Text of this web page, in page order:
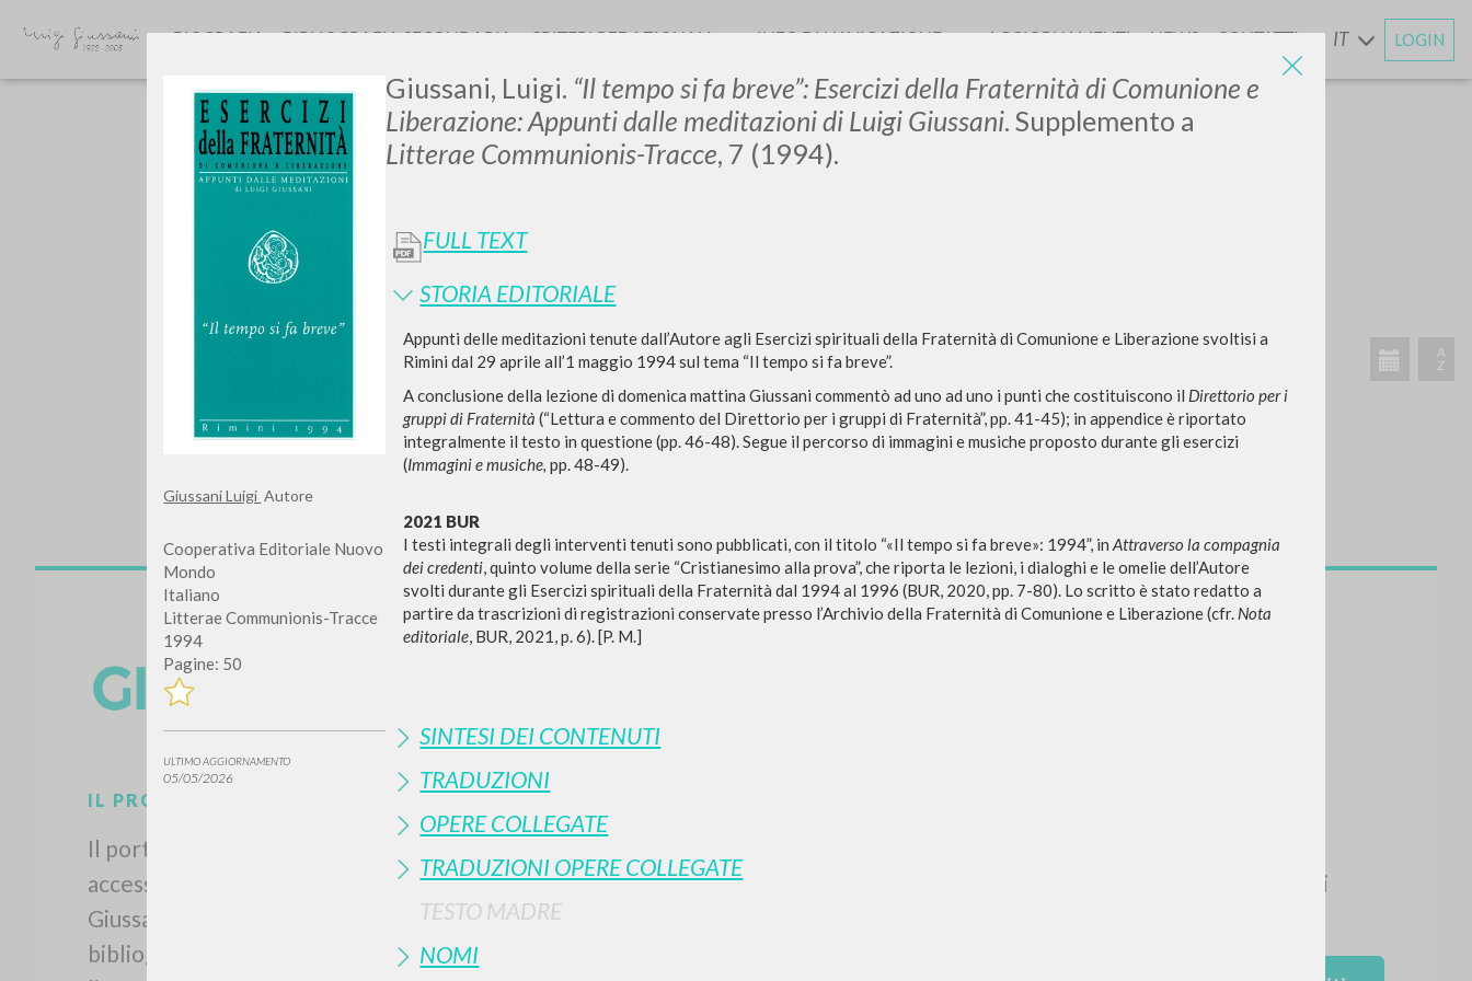
Giussani Luigi Autore
Cooperativa Editoriale Nuovo
Mondo
Italiano
Litterae Communionis-Tracce
1994
Pagine: 50
ULTIMO AGGIORNAMENTO
05/05/2026
Giussani, Luigi. “Il tempo si fa breve”: Esercizi della Fraternità di Comunione e
Liberazione: Appunti dalle meditazioni di Luigi Giussani. Supplemento a
Litterae Communionis-Tracce, 7 (1994).
FULL TEXT
STORIA EDITORIALE
Appunti delle meditazioni tenute dall’Autore agli Esercizi spirituali della Fraternità di Comunione e Liberazione svoltisi a
Rimini dal 29 aprile all’1 maggio 1994 sul tema “Il tempo si fa breve”.
A conclusione della lezione di domenica mattina Giussani commentò ad uno ad uno i punti che costituiscono il Direttorio per i
gruppi di Fraternità (“Lettura e commento del Direttorio per i gruppi di Fraternità”, pp. 41-45); in appendice è riportato
integralmente il testo in questione (pp. 46-48). Segue il percorso di immagini e musiche proposto durante gli esercizi
(Immagini e musiche, pp. 48-49).
2021 BUR
I testi integrali degli interventi tenuti sono pubblicati, con il titolo “«Il tempo si fa breve»: 1994”, inAttraverso la compagnia
dei credenti, quinto volume della serie “Cristianesimo alla prova”, che riporta le lezioni, i dialoghi e le omelie dell’Autore
svolti durante gli Esercizi spirituali della Fraternità dal 1994 al 1996 (BUR, 2020, pp. 7-80). Lo scritto è stato redatto a
partire da trascrizioni di registrazioni conservate presso l’Archivio della Fraternità di Comunione e Liberazione (cfr. Nota
editoriale, BUR, 2021, p. 6). [P. M.]
SINTESI DEI CONTENUTI
TRADUZIONI
OPERE COLLEGATE
TRADUZIONI OPERE COLLEGATE
TESTO MADRE
NOMI
LUIGI
GIUSSANI
scritti
BIOGRAFIA BIBLIOGRAFIA SECONDARIA CRITERI REDAZIONALI INFO DI NAVIGAZIONE AGGIORNAMENTIENEWS CONTATTI IT LOGIN
TIPOLOGIA OPERA LINGUA AUTORE